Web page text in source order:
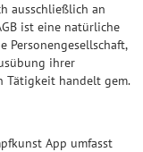
ausschließlich an
ist eine natürliche
Personengesellschaft,
ihrer
Tätigkeit handelt gem.
App umfasst